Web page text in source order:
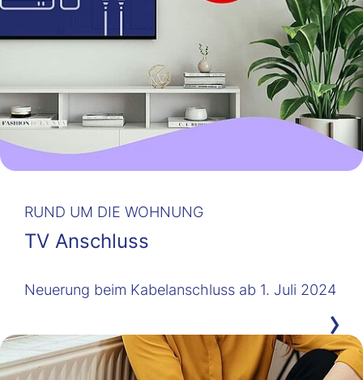
RUND UM DIE WOHNUNG
TV Anschluss
Neuerung beim Kabelanschluss ab 1. Juli 2024